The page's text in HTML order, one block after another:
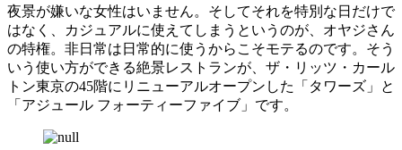
夜景が嫌いな女性はいません。そしてそれを特別な日だけで
はなく、カジュアルに使えてしまうというのが、オヤジさん
の特権。非日常は日常的に使うからこそモテるのです。そう
いう使い方ができる絶景レストランが、ザ・リッツ・カール
トン東京の45階にリニューアルオープンした「タワーズ」と
「アジュール フォーティーファイブ」です。